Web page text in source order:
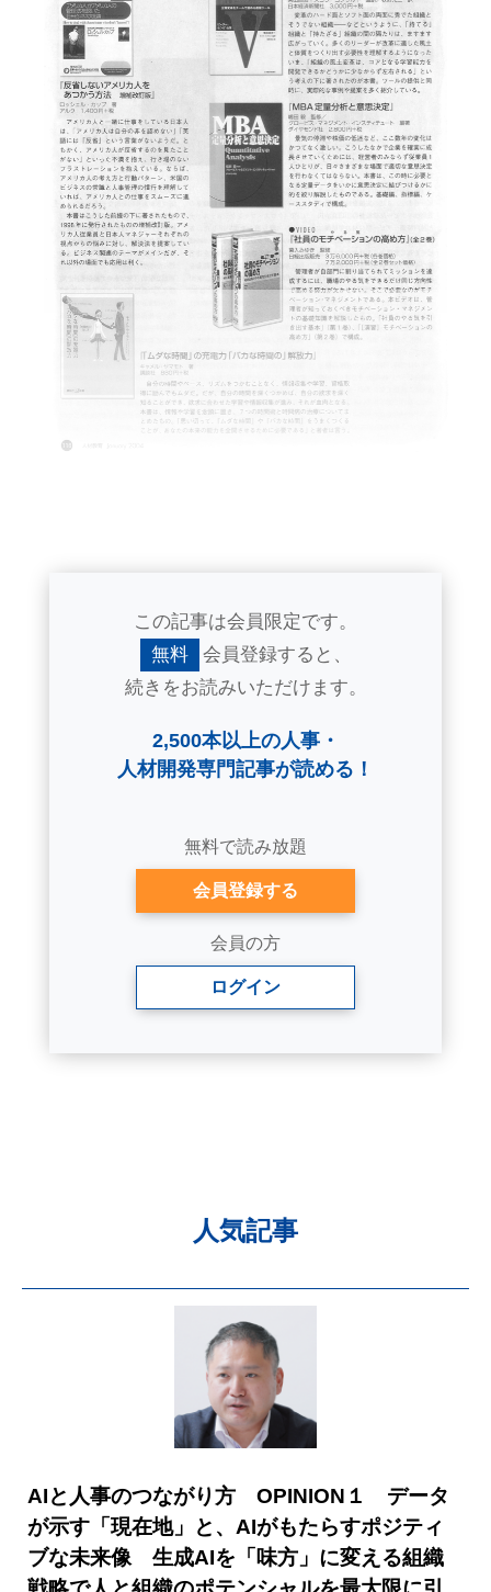
この記事は会員限定です。
無料
会員登録すると、
続きをお読みいただけます。
2,500本以上の人事・
人材開発専門記事が読める！
無料で読み放題
会員登録する
会員の方
ログイン
人気記事
AIと人事のつながり方 OPINION１ データ
が示す「現在地」と、AIがもたらすポジティ
ブな未来像 生成AIを「味方」に変える組織